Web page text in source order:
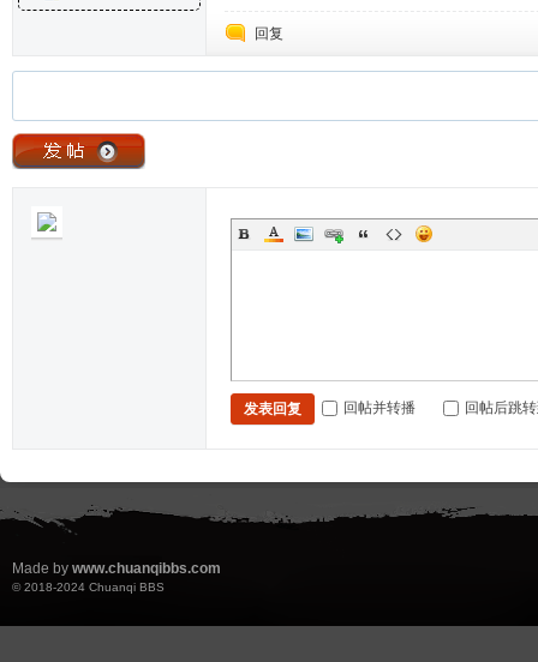
回复
发表回复 回帖并转播 回帖后跳
Made by www.chuanqibbs.com
© 2018-2024 Chuanqi BBS